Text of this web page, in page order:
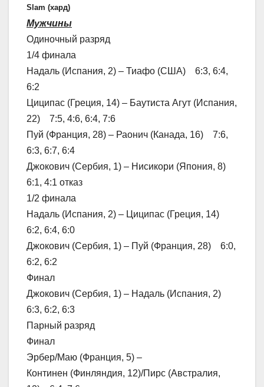
Slam (хард)
Мужчины
Одиночный разряд
1/4 финала
Надаль (Испания, 2) – Тиафо (США) 6:3, 6:4,
6:2
Циципас (Греция, 14) – Баутиста Агут (Испания,
22) 7:5, 4:6, 6:4, 7:6
Пуй (Франция, 28) – Раонич (Канада, 16) 7:6,
6:3, 6:7, 6:4
Джокович (Сербия, 1) – Нисикори (Япония, 8)
6:1, 4:1 отказ
1/2 финала
Надаль (Испания, 2) – Циципас (Греция, 14)
6:2, 6:4, 6:0
Джокович (Сербия, 1) – Пуй (Франция, 28) 6:0,
6:2, 6:2
Финал
Джокович (Сербия, 1) – Надаль (Испания, 2)
6:3, 6:2, 6:3
Парный разряд
Финал
Эрбер/Маю (Франция, 5) –
Континен (Финляндия, 12)/Пирс (Австралия,